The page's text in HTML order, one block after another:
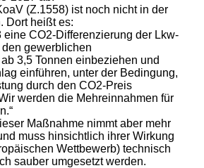
(Z.1558) ist noch nicht in der
Dort heißt es:
eine CO2-Differenzierung der Lkw-
gewerblichen
3,5 Tonnen einbeziehen und
einführen, unter der Bedingung,
durch den CO2-Preis
werden die Mehreinnahmen für
Maßnahme nimmt aber mehr
muss hinsichtlich ihrer Wirkung
Wettbewerb) technisch
sauber umgesetzt werden.